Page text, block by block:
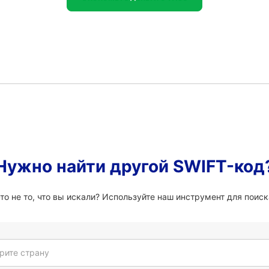
найти другой SWIFT-
не то, что вы искали? Используйте наш инструмент для
страну